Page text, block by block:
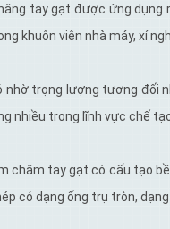
tay gạt được ứng
khuôn viên nhà máy, xí
nhờ trọng lượng tương đối
nhiều trong lĩnh vực chế
châm tay gạt có cấu tạo
có dạng ống trụ tròn, dạng